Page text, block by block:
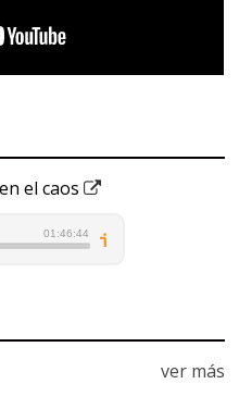
el caos
ver más